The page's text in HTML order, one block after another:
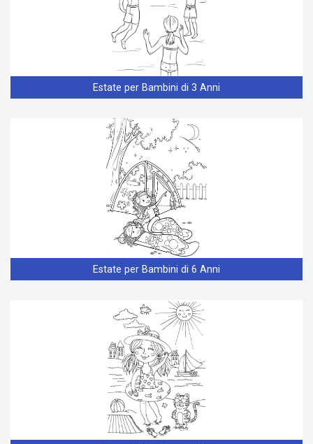
Estate per Bambini di 3 Anni
Estate per Bambini di 6 Anni